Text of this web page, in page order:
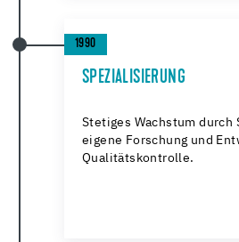
1990
SPEZIALISIERUNG
Stetiges Wachstum durch
eigene Forschung und
Qualitätskontrolle.